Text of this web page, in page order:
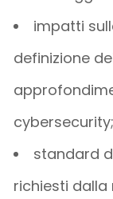
impatti
definizione
cybersecurity;
standard
richiesti dalla